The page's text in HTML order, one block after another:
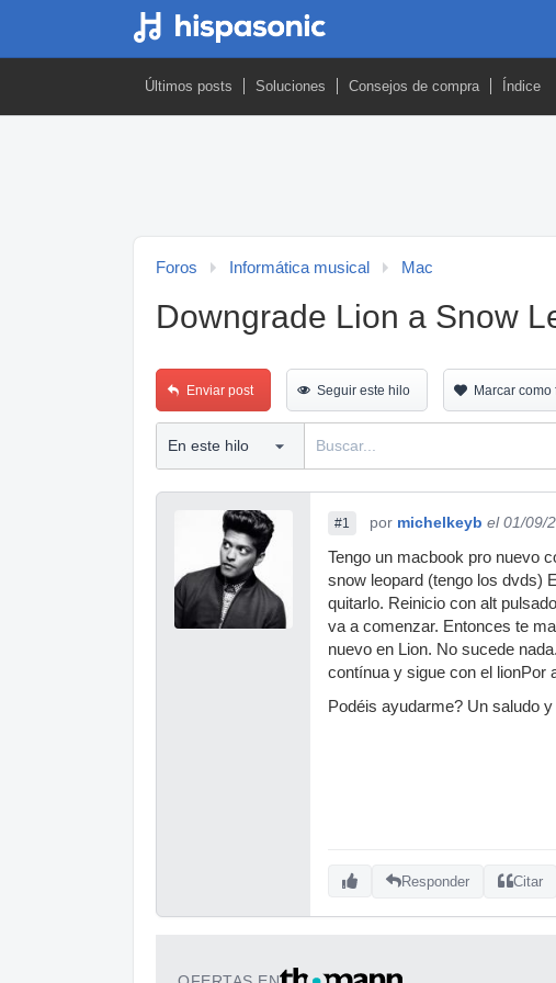
Últimos posts Soluciones Consejos de compra Índice
Foros Informática musical Mac
Downgrade Lion a Snow
Enviar post Seguir este hilo Marcar como
#1 por michelkeyb el 01/09/
Tengo un macbook pro nuevo
snow leopard (tengo los dvds)
quitarlo. Reinicio con alt
va a comenzar. Entonces te
nuevo en Lion. No sucede
contínua y sigue con el lionPor
Podéis ayudarme? Un saludo
Responder Citar